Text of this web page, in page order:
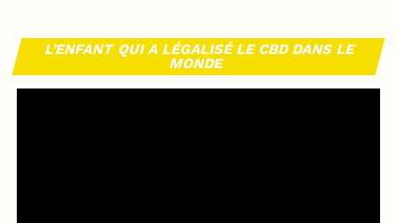
L’ENFANT QUI A LÉGALISÉ LE CBD DANS LE
MONDE